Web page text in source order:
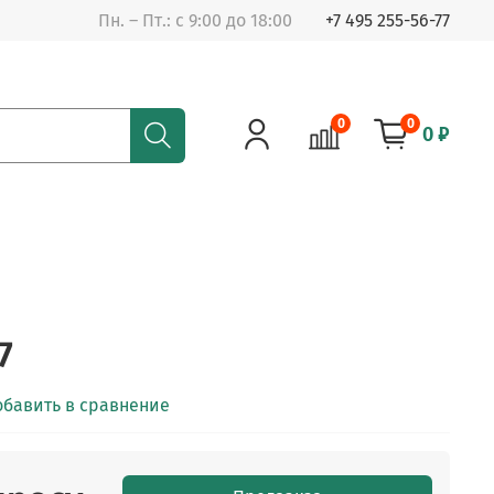
Пн. – Пт.: с 9:00 до 18:00 +7 495 255-56-77
0 0 0 ₽
в сравнение